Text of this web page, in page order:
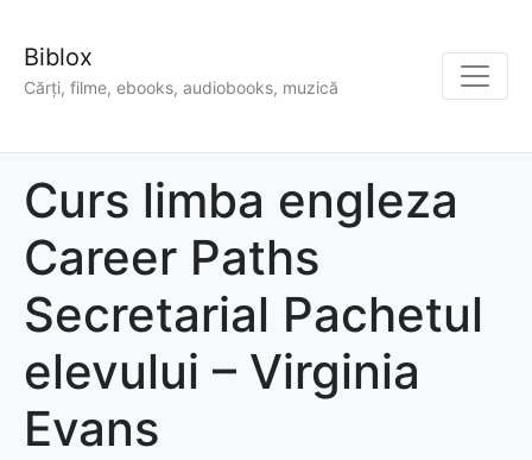
Biblox
Cărți, filme, ebooks, audiobooks, muzică
Curs limba engleza
Career Paths
Secretarial Pachetul
elevului – Virginia
Evans